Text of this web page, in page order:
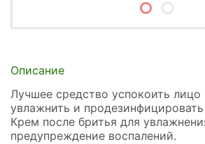
Описание
Лучшее средство успокоить лицо
увлажнить и
Крем после бритья для
предупреждение воспалений.